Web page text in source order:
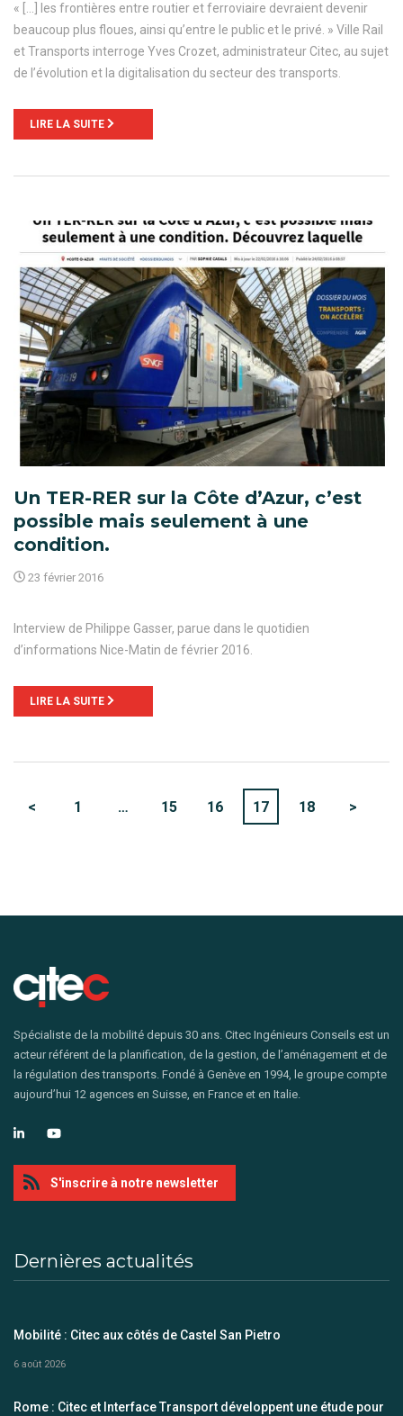
« […] les frontières entre routier et ferroviaire devraient devenir
beaucoup plus floues, ainsi qu’entre le public et le privé. » Ville Rail
et Transports interroge Yves Crozet, administrateur Citec, au sujet
de l’évolution et la digitalisation du secteur des transports.
LIRE LA SUITE
Un TER-RER sur la Côte d’Azur, c’est
possible mais seulement à une
condition.
23 février 2016
Interview de Philippe Gasser, parue dans le quotidien
d’informations Nice-Matin de février 2016.
LIRE LA SUITE
< 1 … 15 16 17 18 >
Spécialiste de la mobilité depuis 30 ans. Citec Ingénieurs Conseils est un
acteur référent de la planification, de la gestion, de l’aménagement et de
la régulation des transports. Fondé à Genève en 1994, le groupe compte
aujourd’hui 12 agences en Suisse, en France et en Italie.
S'inscrire à notre newsletter
Dernières actualités
Mobilité : Citec aux côtés de Castel San Pietro
6 août 2026
Rome : Citec et Interface Transport développent une étude pour